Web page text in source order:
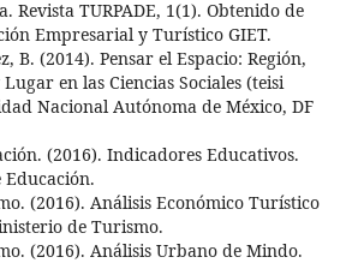
Revista TURPADE, 1(1). Obtenido de
Empresarial y Turístico GIET.
B. (2014). Pensar el Espacio: Región,
en las Ciencias Sociales (teisi
Nacional Autónoma de México, DF
(2016). Indicadores Educativos.
(2016). Análisis Económico Turístico
de Turismo.
(2016). Análisis Urbano de Mindo.